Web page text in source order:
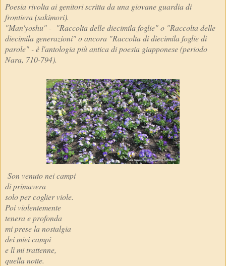
Poesia rivolta ai genitori scritta da una giovane guardia di
frontiera (sakimori).
"Man'yoshu" - "Raccolta delle diecimila foglie" o "Raccolta delle
diecimila generazioni" o ancora "Raccolta di diecimila foglie di
parole" - è l'antologia più antica di poesia giapponese (periodo
Nara, 710-794).
Son venuto nei campi
di primavera
solo per coglier viole.
Poi violentemente
tenera e profonda
mi prese la nostalgia
dei miei campi
e lì mi trattenne,
quella notte.